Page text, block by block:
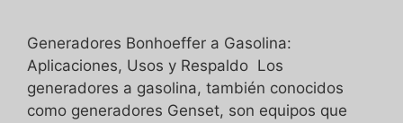
Generadores Bonhoeffer a Gasolina:
Aplicaciones, Usos y Respaldo Los
generadores a gasolina, también conocidos
como generadores Genset, son equipos que